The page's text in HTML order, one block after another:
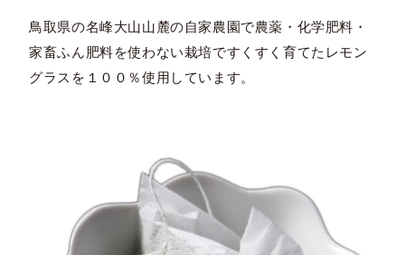
鳥取県の名峰大山山麓の自家農園で農薬・化学肥料・
家畜ふん肥料を使わない栽培ですくすく育てたレモン
グラスを１００％使用しています。